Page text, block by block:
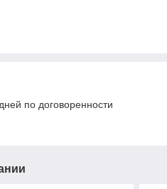
по договоренности